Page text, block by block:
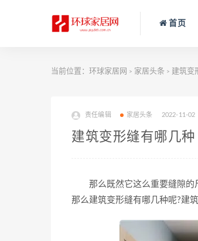
首页
当前位置： 环球家居网 > 家居头条 > 建筑变
责任编辑 家居头条 2022-11-02
建筑变形缝有哪几
那么既然它这么重要缝隙的尺
那么建筑变形缝有哪几种呢?建